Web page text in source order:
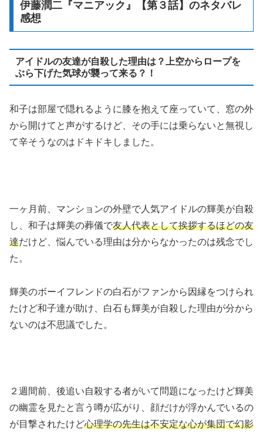
伊藤潤二『マニアック』【第３話】のネタバレ
感想
アイドルの友達が自殺した理由は？上空からロープを
ぶら下げた気球が襲って来る？！
和子は部屋で隠れるように膝を抱えて座っていて、窓の外
から開けてと声がするけど、その手には乗らないと無視し
て辛そうなのはドキドキしました。
一ヶ月前、マンションの外壁で人気アイドルの輝美が自殺
し、和子は輝美の葬儀で友人代表として挨拶するほどの友
達だけど、悩んでいる理由は分からなかったのは残念でし
た。
輝美のボーイフレンドの白石がファンから因縁をつけられ
たけど和子達が助け、白石も輝美が自殺した理由が分から
ないのは不思議でした。
２週間前、後追い自殺する者がいて問題になったけど輝美
の幽霊を見たと言う噂が広がり、顔だけが浮かんでいるの
が目撃されたけど心理学の先生は不安定な心が集団で幻影